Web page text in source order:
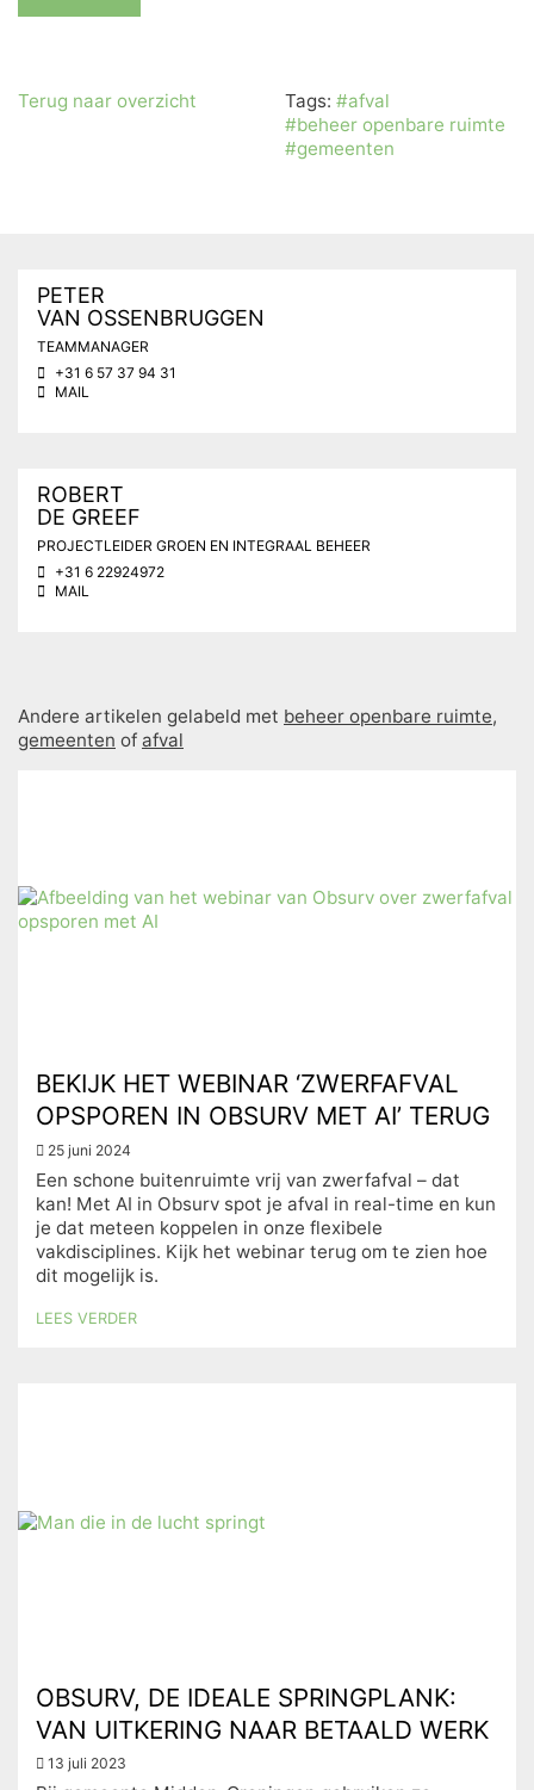
Terug naar overzicht Tags: #afval
#beheer openbare ruimte
#gemeenten
PETER
VAN OSSENBRUGGEN
TEAMMANAGER
+31 6 57 37 94 31
MAIL
ROBERT
DE GREEF
PROJECTLEIDER GROEN EN INTEGRAAL BEHEER
+31 6 22924972
MAIL
Andere artikelen gelabeld met beheer openbare ruimte,
gemeenten of afval
BEKIJK HET WEBINAR ‘ZWERFAFVAL
OPSPOREN IN OBSURV MET AI’ TERUG
25 juni 2024
Een schone buitenruimte vrij van zwerfafval – dat
kan! Met AI in Obsurv spot je afval in real-time en kun
je dat meteen koppelen in onze flexibele
vakdisciplines. Kijk het webinar terug om te zien hoe
dit mogelijk is.
LEES VERDER
OBSURV, DE IDEALE SPRINGPLANK:
VAN UITKERING NAAR BETAALD WERK
13 juli 2023